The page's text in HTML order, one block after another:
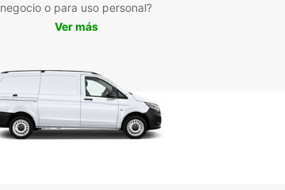
negocio o para uso personal?
Ver más